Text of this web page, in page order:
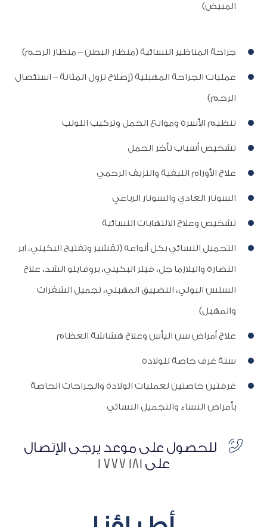
المبيض)
جراحة المناظير النسائية (منظار البطن – منظار الرحم)
عمليات الجراحة المهبلية (إصلاح نزول المثانة – استئصال
الرحم)
تنظيم الأسرة وموانع الحمل وتركيب اللولب
تشخيص أسباب تأخر الحمل
علاج الأورام الليفية والنزيف الرحمي
السونار العادي والسونار الرباعي
تشخيص وعلاج الالتهابات النسائية
التجميل النسائي بكل أنواعه (تقشير وتفتيح البكيني، ابر
النضارة والبلازما جل، فيلر البكيني، بروفايلو الشد، علاج
السلس البولي، التضييق المهبلي، تجميل الشفرات
والمهبل)
علاج أمراض سن اليأس وعلاج هشاشة العظام
ستة غرف خاصة للولادة
غرفتين خاصتين لعمليات الولادة والجراحات الخاصة
بأمراض النساء والتجميل النسائي
للحصول على موعد يرجى الإتصال
على 181 777 1